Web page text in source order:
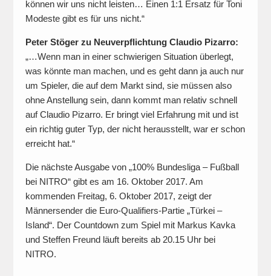
können wir uns nicht leisten… Einen 1:1 Ersatz für Toni
Modeste gibt es für uns nicht.“
Peter Stöger zu Neuverpflichtung Claudio Pizarro:
„…Wenn man in einer schwierigen Situation überlegt,
was könnte man machen, und es geht dann ja auch nur
um Spieler, die auf dem Markt sind, sie müssen also
ohne Anstellung sein, dann kommt man relativ schnell
auf Claudio Pizarro. Er bringt viel Erfahrung mit und ist
ein richtig guter Typ, der nicht herausstellt, war er schon
erreicht hat.“
Die nächste Ausgabe von „100% Bundesliga – Fußball
bei NITRO“ gibt es am 16. Oktober 2017. Am
kommenden Freitag, 6. Oktober 2017, zeigt der
Männersender die Euro-Qualifiers-Partie „Türkei –
Island“. Der Countdown zum Spiel mit Markus Kavka
und Steffen Freund läuft bereits ab 20.15 Uhr bei
NITRO.